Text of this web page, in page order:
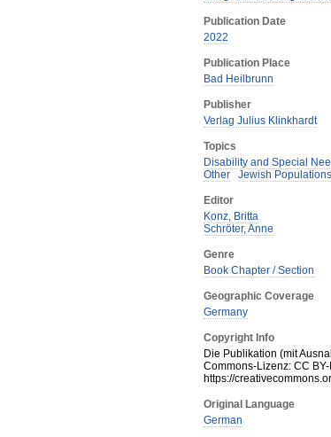
Publication Date
2022
Publication Place
Bad Heilbrunn
Publisher
Verlag Julius Klinkhardt
Topics
Disability and Special
Other
Jewish
Editor
Konz, Britta
Schröter, Anne
Genre
Book Chapter / Section
Geographic Coverage
Germany
Copyright Info
Die Publikation (mit
Commons-Lizenz: CC
https://
Original Language
German